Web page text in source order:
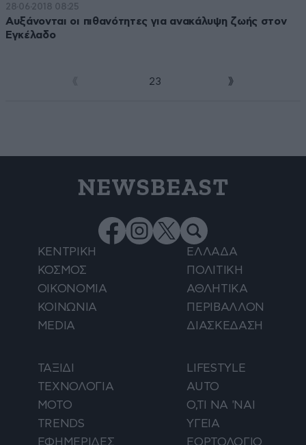
28·06·2018 08:25
Αυξάνονται οι πιθανότητες για ανακάλυψη ζωής στον
Εγκέλαδο
23
NEWSBEAST
ΚΕΝΤΡΙΚΗ
ΕΛΛΑΔΑ
ΚΟΣΜΟΣ
ΠΟΛΙΤΙΚΗ
ΟΙΚΟΝΟΜΙΑ
ΑΘΛΗΤΙΚΑ
ΚΟΙΝΩΝΙΑ
ΠΕΡΙΒΑΛΛΟΝ
MEDIA
ΔΙΑΣΚΕΔΑΣΗ
ΤΑΞΙΔΙ
LIFESTYLE
ΤΕΧΝΟΛΟΓΙΑ
AUTO
ΜΟΤΟ
Ο,ΤΙ ΝΑ 'ΝΑΙ
TRENDS
ΥΓΕΙΑ
ΕΦΗΜΕΡΙΔΕΣ
ΕΟΡΤΟΛΟΓΙΟ